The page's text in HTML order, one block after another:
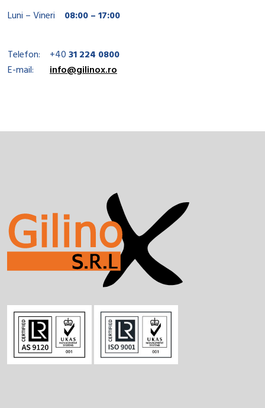
Luni – Vineri
08:00 – 17:00
Telefon: +4031 224 0800
E-mail:
info@gilinox.ro